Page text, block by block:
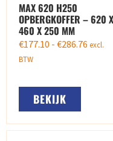
MAX 620 H250
OPBERGKOFFER – 620 X
460 X 250 MM
€177.10 - €286.76 excl.
BTW
BEKIJK